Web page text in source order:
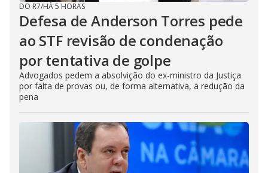
DO R7/HÁ 5 HORAS
Defesa de Anderson Torres pede
ao STF revisão de condenação
por tentativa de golpe
Advogados pedem a absolvição do ex-ministro da Justiça
por falta de provas ou, de forma alternativa, a redução da
pena